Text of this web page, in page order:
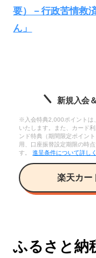
要）－行政苦情救
ん」
新規入会
※入会特典2,000ポイントは
いたします。また、カード
ンド特典（期間限定ポイン
用、口座振替設定期限の時
す。進呈条件について詳し
楽天カー
ふるさと納